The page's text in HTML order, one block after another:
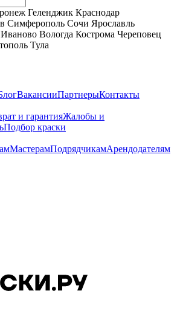
Геленджик Краснодар
Симферополь Сочи Ярославль
Иваново Вологда Кострома Череповец
Тула
ВакансииПартнерыКонтакты
и гарантияЖалобы и
Подбор краски
МастерамПодрядчикамАрендодателям